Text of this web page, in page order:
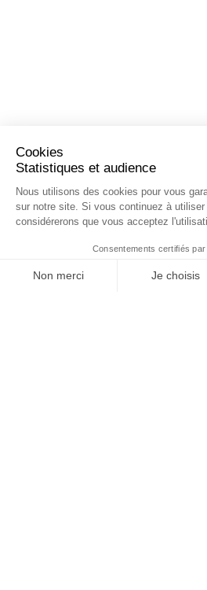
Cookies
Statistiques et audience
Nous utilisons des cookies pour vous
sur notre site. Si vous continuez à utiliser
considérerons que vous acceptez
Consentements certifiés par
Non merci Je choisis